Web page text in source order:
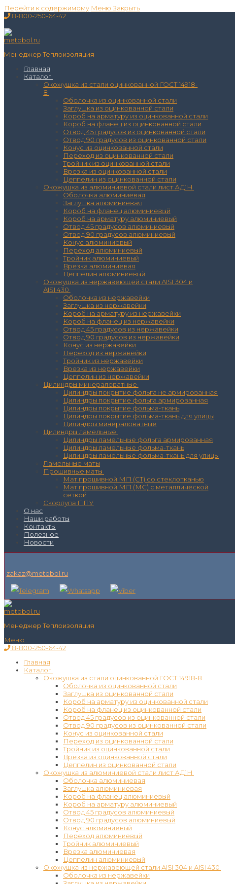
Перейти к содержимому Меню Закрыть
8-800-250-64-42
Менеджер Теплоизоляция
Главная
Каталог
Окожушка из стали оцинкованной ГОСТ 14918-
8
Оболочка из оцинкованной стали
Заглушка из оцинкованной стали
Короб на арматуру из оцинкованной стали
Короб на фланец из оцинкованной стали
Отвод 45 градусов из оцинкованной стали
Отвод 90 градусов из оцинкованной стали
Конус из оцинкованной стали
Переход из оцинкованной стали
Тройник из оцинкованной стали
Врезка из оцинкованной стали
Цеппелин из оцинкованной стали
Окожушка из алюминиевой стали лист АД1Н
Оболочка алюминиевая
Заглушка алюминиевая
Короб на фланец алюминиевый
Короб на арматуру алюминиевый
Отвод 45 градусов алюминиевый
Отвод 90 градусов алюминиевый
Конус алюминиевый
Переход алюминиевый
Тройник алюминиевый
Врезка алюминиевая
Цеппелин алюминиевый
Окожушка из нержавеющей стали AISI 304 и
AISI 430
Оболочка из нержавейки
Заглушка из нержавейки
Короб на арматуру из нержавейки
Короб на фланец из нержавейки
Отвод 45 градусов из нержавейки
Отвод 90 градусов из нержавейки
Конус из нержавейки
Переход из нержавейки
Тройник из нержавейки
Врезка из нержавейки
Цеппелин из нержавейки
Цилиндры минераловатные
Цилиндры покрытие фольга не армированная
Цилиндры покрытие фольга армированная
Цилиндры покрытие фольма-ткань
Цилиндры покрытие фольма-ткань для улицы
Цилиндры минераловатные
Цилиндры ламельные
Цилиндры ламельные фольга армированная
Цилиндры ламельные фольма-ткань
Цилиндры ламельные фольма-ткань для улицы
Ламельные маты
Прошивные маты
Мат прошивной МП (СТ) со стеклотканью
Мат прошивной МП (МС) с металлической
сеткой
Скорлупа ППУ
О нас
Наши работы
Контакты
Полезное
Новости
zakaz@metobol.ru
Менеджер Теплоизоляция
Меню
8-800-250-64-42
Главная
Каталог
Окожушка из стали оцинкованной ГОСТ 14918-8
Оболочка из оцинкованной стали
Заглушка из оцинкованной стали
Короб на арматуру из оцинкованной стали
Короб на фланец из оцинкованной стали
Отвод 45 градусов из оцинкованной стали
Отвод 90 градусов из оцинкованной стали
Конус из оцинкованной стали
Переход из оцинкованной стали
Тройник из оцинкованной стали
Врезка из оцинкованной стали
Цеппелин из оцинкованной стали
Окожушка из алюминиевой стали лист АД1Н
Оболочка алюминиевая
Заглушка алюминиевая
Короб на фланец алюминиевый
Короб на арматуру алюминиевый
Отвод 45 градусов алюминиевый
Отвод 90 градусов алюминиевый
Конус алюминиевый
Переход алюминиевый
Тройник алюминиевый
Врезка алюминиевая
Цеппелин алюминиевый
Окожушка из нержавеющей стали AISI 304 и AISI 430
Оболочка из нержавейки